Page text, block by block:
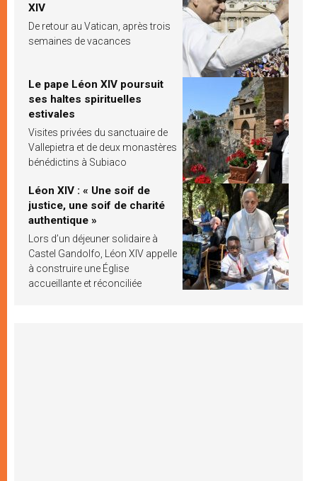
XIV
De retour au Vatican, après trois
semaines de vacances
Le pape Léon XIV poursuit
ses haltes spirituelles
estivales
Visites privées du sanctuaire de
Vallepietra et de deux monastères
bénédictins à Subiaco
Léon XIV : « Une soif de
justice, une soif de charité
authentique »
Lors d’un déjeuner solidaire à
Castel Gandolfo, Léon XIV appelle
à construire une Église
accueillante et réconciliée